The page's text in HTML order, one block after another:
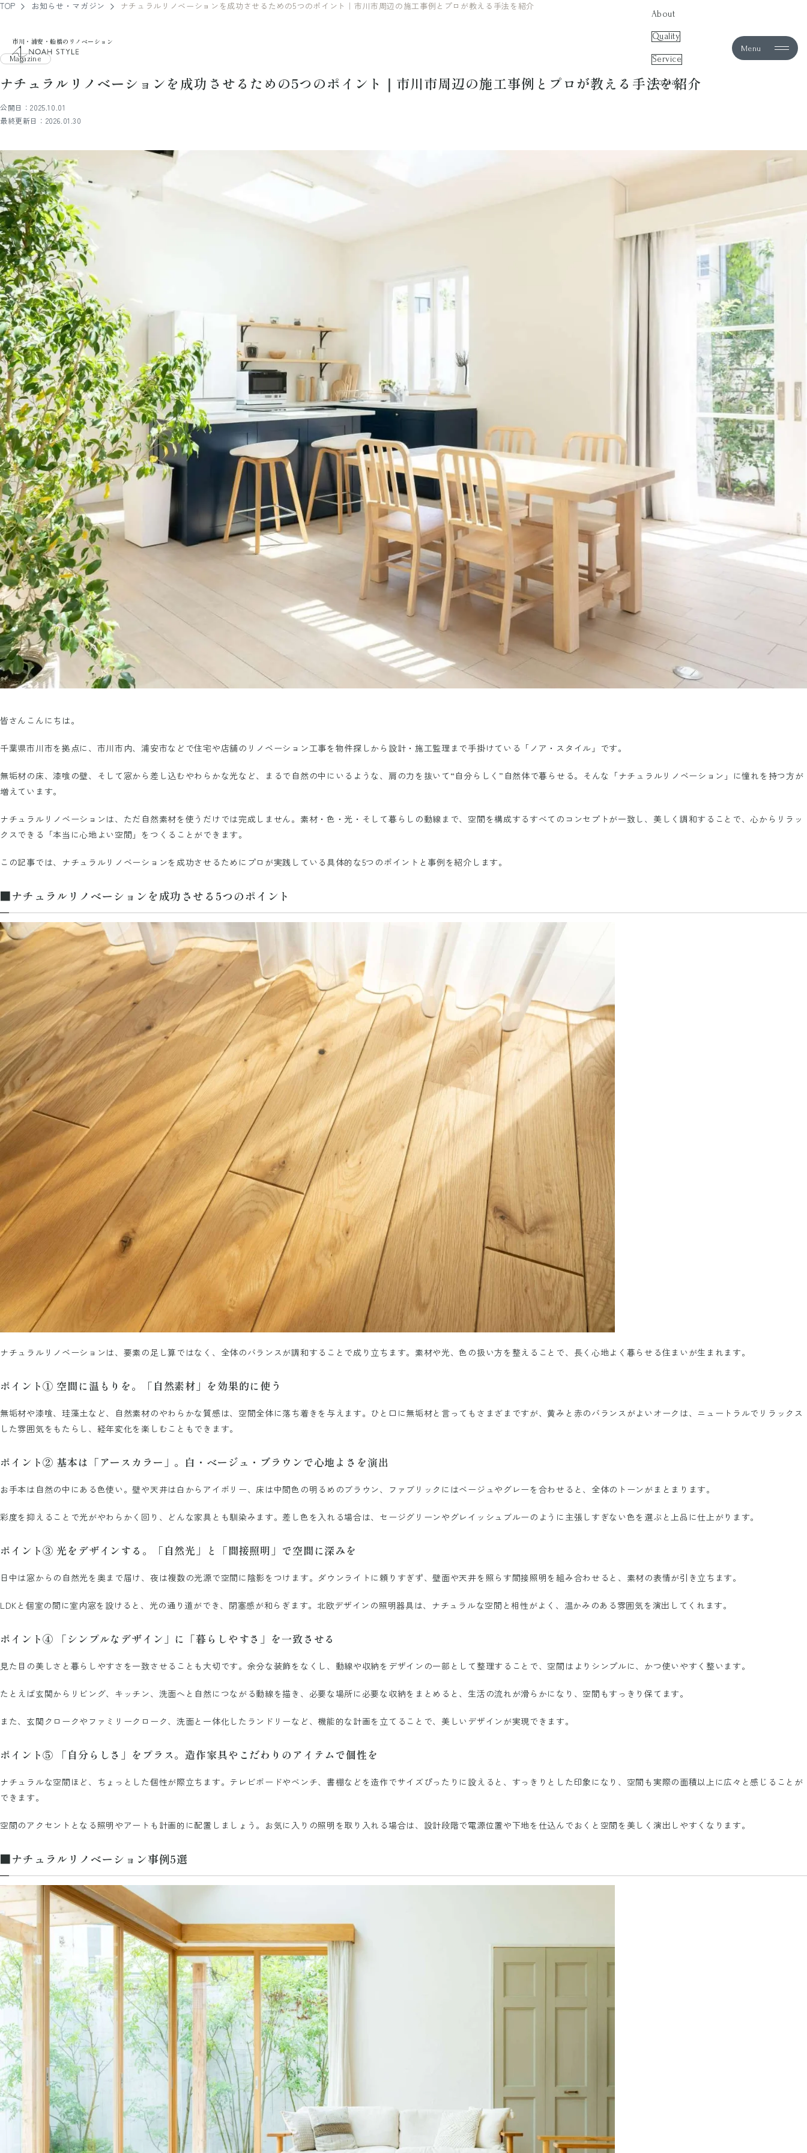
市川・浦安・船橋のリノベーション
noah style
About
Quality
Service
Contact
Menu
TOP お知らせ・マガジン ナチュラルリノベーションを成功させるための5つのポイント｜市川市周辺の施工事例とプロが教える手法を紹介
Magazine
ナチュラルリノベーションを成功させるための5つのポイント｜市川市周辺の施工事例とプロが教える手法を紹介
公開日：2025.10.01
最終更新日：2026.01.30
皆さんこんにちは。
千葉県市川市を拠点に、市川市内、浦安市などで住宅や店舗のリノベーション工事を物件探しから設計・施工監理まで手掛けている「ノア・スタイル」です。
無垢材の床、漆喰の壁、そして窓から差し込むやわらかな光など、まるで自然の中にいるような、肩の力を抜いて“自分らしく”自然体で暮らせる。そんな「ナチュラルリノベーション」に憧れを持つ方が
増えています。
ナチュラルリノベーションは、ただ自然素材を使うだけでは完成しません。素材・色・光・そして暮らしの動線まで、空間を構成するすべてのコンセプトが一致し、美しく調和することで、心からリラッ
クスできる「本当に心地よい空間」をつくることができます。
この記事では、ナチュラルリノベーションを成功させるためにプロが実践している具体的な5つのポイントと事例を紹介します。
■ナチュラルリノベーションを成功させる5つのポイント
ナチュラルリノベーションは、要素の足し算ではなく、全体のバランスが調和することで成り立ちます。素材や光、色の扱い方を整えることで、長く心地よく暮らせる住まいが生まれます。
ポイント① 空間に温もりを。「自然素材」を効果的に使う
無垢材や漆喰、珪藻土など、自然素材のやわらかな質感は、空間全体に落ち着きを与えます。ひと口に無垢材と言ってもさまざまですが、黄みと赤のバランスがよいオークは、ニュートラルでリラックス
した雰囲気をもたらし、経年変化を楽しむこともできます。
ポイント② 基本は「アースカラー」。白・ベージュ・ブラウンで心地よさを演出
お手本は自然の中にある色使い。壁や天井は白からアイボリー、床は中間色の明るめのブラウン、ファブリックにはベージュやグレーを合わせると、全体のトーンがまとまります。
彩度を抑えることで光がやわらかく回り、どんな家具とも馴染みます。差し色を入れる場合は、セージグリーンやグレイッシュブルーのように主張しすぎない色を選ぶと上品に仕上がります。
ポイント③ 光をデザインする。「自然光」と「間接照明」で空間に深みを
日中は窓からの自然光を奥まで届け、夜は複数の光源で空間に陰影をつけます。ダウンライトに頼りすぎず、壁面や天井を照らす間接照明を組み合わせると、素材の表情が引き立ちます。
LDKと個室の間に室内窓を設けると、光の通り道ができ、閉塞感が和らぎます。北欧デザインの照明器具は、ナチュラルな空間と相性がよく、温かみのある雰囲気を演出してくれます。
ポイント④ 「シンプルなデザイン」に「暮らしやすさ」を一致させる
見た目の美しさと暮らしやすさを一致させることも大切です。余分な装飾をなくし、動線や収納をデザインの一部として整理することで、空間はよりシンプルに、かつ使いやすく整います。
たとえば玄関からリビング、キッチン、洗面へと自然につながる動線を描き、必要な場所に必要な収納をまとめると、生活の流れが滑らかになり、空間もすっきり保てます。
また、玄関クロークやファミリークローク、洗面と一体化したランドリーなど、機能的な計画を立てることで、美しいデザインが実現できます。
ポイント⑤ 「自分らしさ」をプラス。造作家具やこだわりのアイテムで個性を
ナチュラルな空間ほど、ちょっとした個性が際立ちます。テレビボードやベンチ、書棚などを造作でサイズぴったりに設えると、すっきりとした印象になり、空間も実際の面積以上に広々と感じることが
できます。
空間のアクセントとなる照明やアートも計画的に配置しましょう。お気に入りの照明を取り入れる場合は、設計段階で電源位置や下地を仕込んでおくと空間を美しく演出しやすくなります。
■ナチュラルリノベーション事例5選